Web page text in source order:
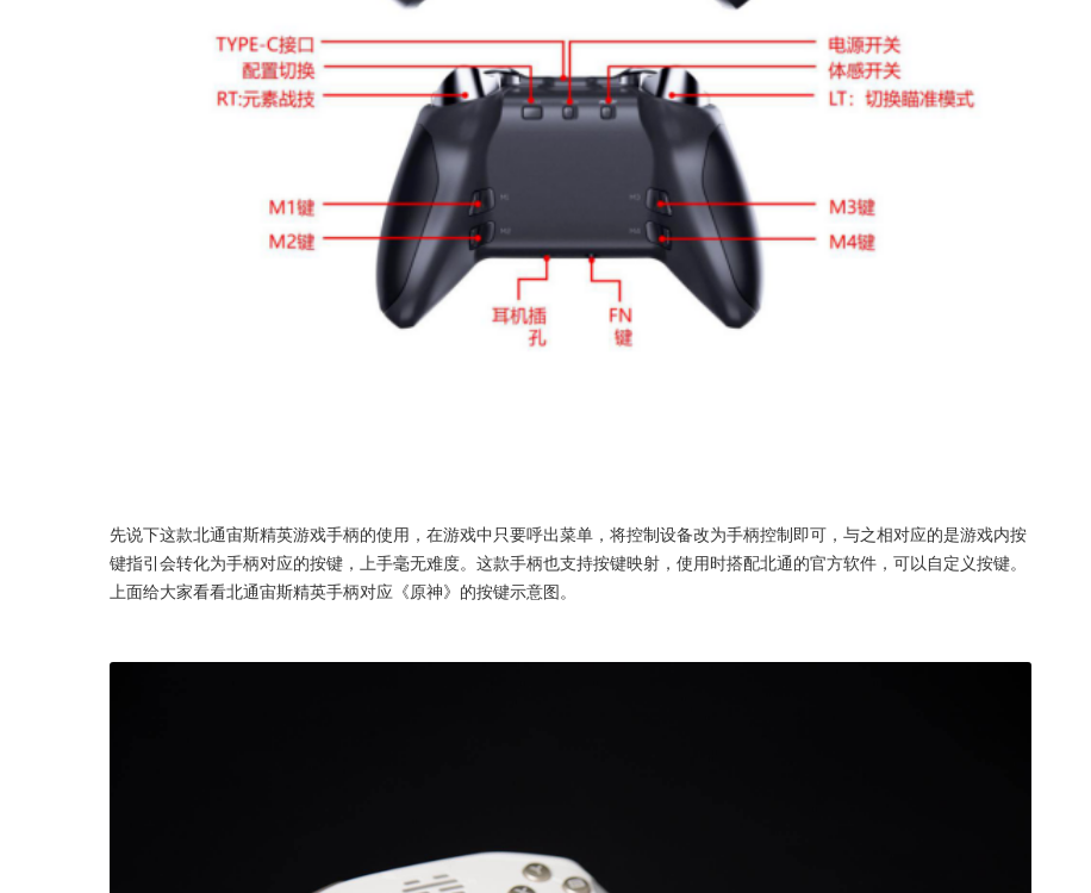
先说下这款北通宙斯精英游戏手柄的使用，在游戏中只要呼出菜单，将控制设备改为手柄控制即可，与之相对应的是游戏内按
键指引会转化为手柄对应的按键，上手毫无难度。这款手柄也支持按键映射，使用时搭配北通的官方软件，可以自定义按键。
上面给大家看看北通宙斯精英手柄对应《原神》的按键示意图。